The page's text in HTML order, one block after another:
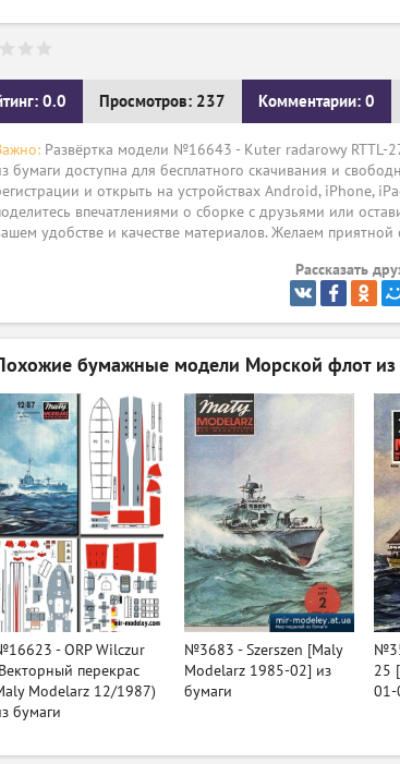
0.0 Просмотров: 237 Комментарии: 0
Развёртка модели №16643 - Kuter radarowy RTTL-
бумаги доступна для бесплатного скачивания и
и открыть на устройствах Android, iPhone,
впечатлениями о сборке с друзьями или
удобстве и качестве материалов. Желаем приятной
Рассказать
бумажные модели Морской флот из
- ORP Wilczur
перекрас
Modelarz 12/1987)
бумаги
№3683 - Szerszen [Maly
Modelarz 1985-02] из
бумаги
25
01-